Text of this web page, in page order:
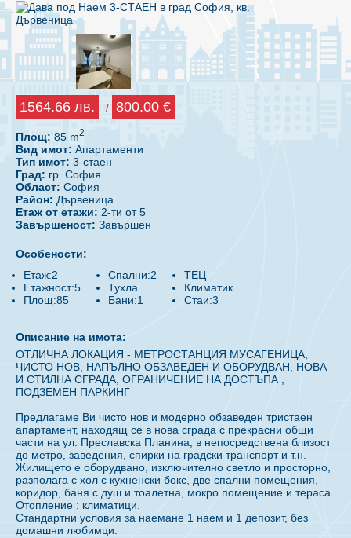
1564.66 лв. / 800.00 €
Площ: 85 m2
Вид имот: Апартаменти
Тип имот: 3-стаен
Град: гр. София
Област: София
Район: Дървеница
Етаж от етажи: 2-ти от 5
Завършеност: Завършен
Особености:
Етаж:2
Етажност:5
Площ:85
Спални:2
Тухла
Бани:1
ТЕЦ
Климатик
Стаи:3
Описание на имота:
ОТЛИЧНА ЛОКАЦИЯ - МЕТРОСТАНЦИЯ МУСАГЕНИЦА,
ЧИСТО НОВ, НАПЪЛНО ОБЗАВЕДЕН И ОБОРУДВАН, НОВА
И СТИЛНА СГРАДА, ОГРАНИЧЕНИЕ НА ДОСТЪПА ,
ПОДЗЕМЕН ПАРКИНГ
Предлагаме Ви чисто нов и модерно обзаведен тристаен
апартамент, находящ се в нова сграда с прекрасни общи
части на ул. Преславска Планина, в непосредствена близост
до метро, заведения, спирки на градски транспорт и т.н.
Жилището е оборудвано, изключително светло и просторно,
разполага с хол с кухненски бокс, две спални помещения,
коридор, баня с душ и тоалетна, мокро помещение и тераса.
Отопление : климатици.
Стандартни условия за наемане 1 наем и 1 депозит, без
домашни любимци.